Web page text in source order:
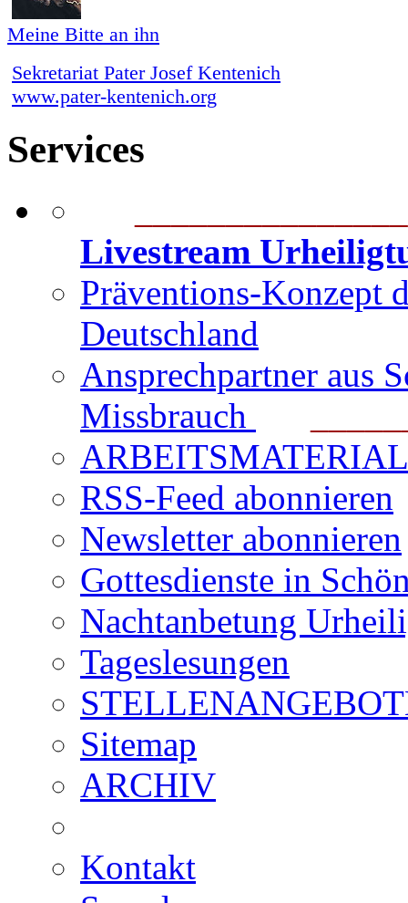
Meine Bitte an ihn
Sekretariat Pater Josef Kentenich
www.pater-kentenich.org
Services
Livestream
Präventions-Konzept
Deutschland
Ansprechpartner aus
Missbrauch
ARBEITSMATERIAL
RSS-Feed abonnieren
Newsletter abonnieren
Gottesdienste in
Nachtanbetung
Tageslesungen
Sitemap
ARCHIV
Kontakt